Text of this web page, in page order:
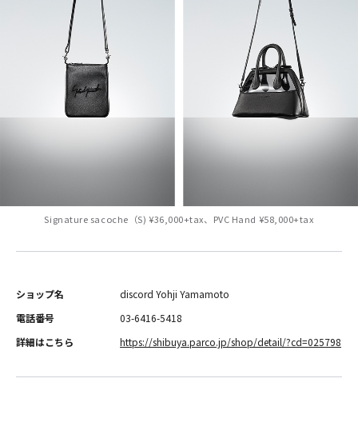
Signature sacoche（S) ¥36,000+tax、PVC Hand ¥58,000+tax
ショップ名
discord Yohji Yamamoto
電話番号
03-6416-5418
詳細はこちら
https://shibuya.parco.jp/shop/detail/?cd=025798